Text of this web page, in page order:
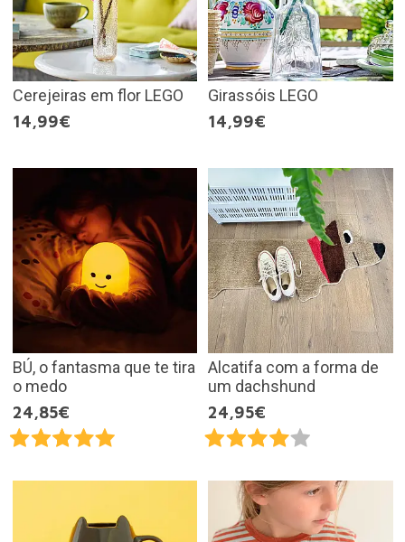
Cerejeiras em flor LEGO
14,99€
Girassóis LEGO
14,99€
BÚ, o fantasma que te tira
o medo
24,85€
Alcatifa com a forma de
um dachshund
24,95€